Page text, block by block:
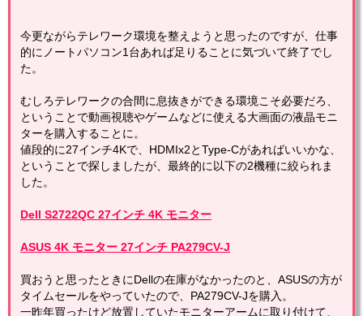
今更ながらテレワーク環境を整えようと思ったのですが、仕事
的にノートパソコン1台あれば足りることに気づいて終了でし
た。
むしろテレワークの合間に息抜きができる環境こそ必要だろ、
ということで動画視聴やゲームなどに使える大画面の液晶モニ
ターを購入することに。
値段的に27インチ4Kで、HDMIx2とType-Cがあればいいかな、
ということで探しましたが、最終的に以下の2機種に絞られま
した。
Dell S2722QC 27インチ 4K モニター
ASUS 4K モニター 27インチ PA279CV-J
買おうと思ったときにDellの在庫がなかったのと、ASUSの方が
タイムセールをやっていたので、PA279CV-Jを購入。
一昨年買ったけど放置していたモニターアームに取り付けて、